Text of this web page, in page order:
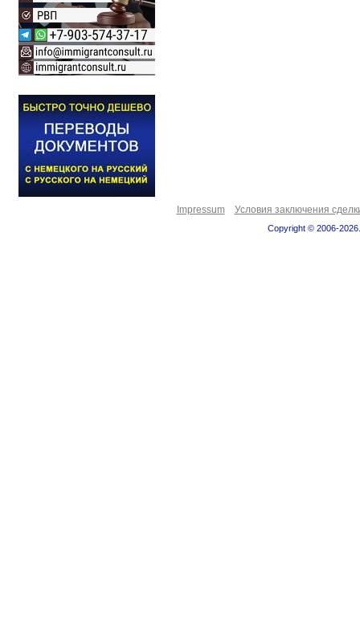
Impressum Условия заключения
Copyright © 2006-